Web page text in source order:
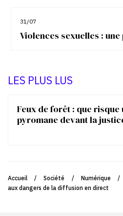
31/07
Violences sexuelles :
LES PLUS LUS
Feux de forêt : que risque
pyromane devant la
Accueil / Société / Numérique /
aux dangers de la diffusion en direct